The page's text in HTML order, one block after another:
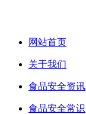
网站首页
关于我们
食品安全资讯
食品安全常识